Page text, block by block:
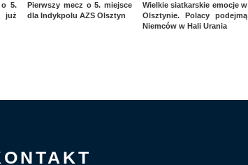
o 5.
już
Pierwszy mecz o 5. miejsce
dla Indykpolu AZS Olsztyn
Wielkie siatkarskie emocje w
Olsztynie. Polacy podejmą
Niemców w Hali Urania